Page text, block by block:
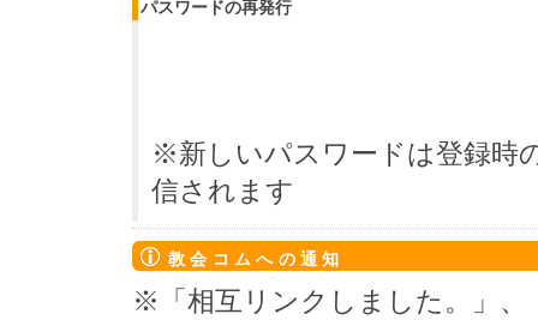
パスワードの再発行
※新しいパスワードは登録時
信されます
教会コムへの通知
※「相互リンクしました。」、